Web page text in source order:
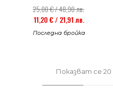
25,00 € / 48,90 лв.
11,20 € / 21,91 лв.
Последна бройка
Показват се 20